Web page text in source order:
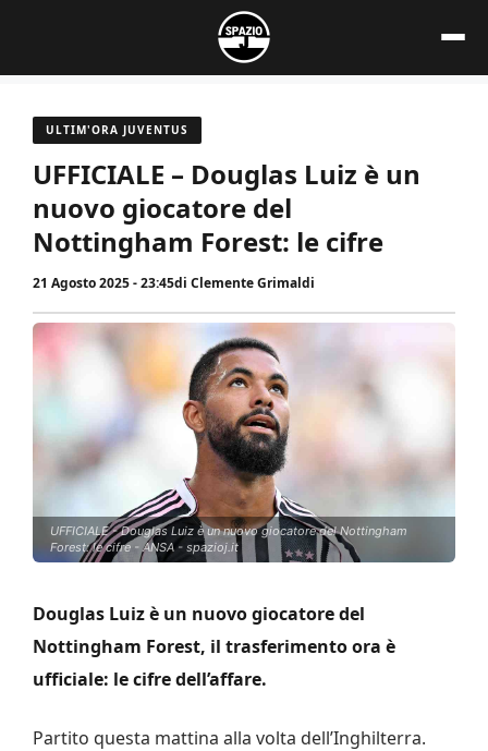
contenuto
ULTIM'ORA JUVENTUS
UFFICIALE – Douglas Luiz è un
nuovo giocatore del
Nottingham Forest: le cifre
21 Agosto 2025 - 23:45di Clemente Grimaldi
UFFICIALE - Douglas Luiz è un nuovo giocatore del Nottingham
Forest: le cifre - ANSA - spazioj.it
Douglas Luiz è un nuovo giocatore del
Nottingham Forest, il trasferimento ora è
ufficiale: le cifre dell’affare.
Partito questa mattina alla volta dell’Inghilterra.